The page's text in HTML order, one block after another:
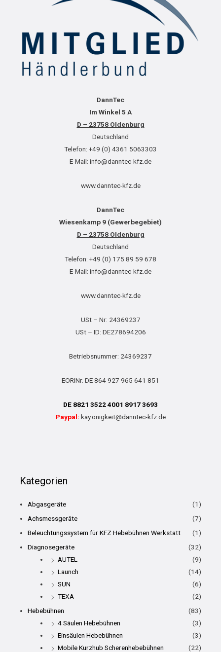
DannTec
Im Winkel 5 A
D – 23758 Oldenburg
Deutschland
Telefon: +49 (0) 4361 5063303
E-Mail: info@danntec-kfz.de
www.danntec-kfz.de
DannTec
Wiesenkamp 9 (Gewerbegebiet)
D – 23758 Oldenburg
Deutschland
Telefon: +49 (0) 175 89 59 678
E-Mail: info@danntec-kfz.de
www.danntec-kfz.de
USt – Nr: 24369237
USt – ID: DE278694206
Betriebsnummer: 24369237
EORINr. DE 864 927 965 641 851
DE 8821 3522 4001 8917 3693
Paypal: kay.onigkeit@danntec-kfz.de
Kategorien
Abgasgeräte
(1)
Achsmessgeräte
(7)
Beleuchtungssystem für KFZ Hebebühnen Werkstatt
(1)
Diagnosegeräte
(32)
AUTEL
(9)
Launch
(14)
SUN
(6)
TEXA
(2)
Hebebühnen
(83)
4 Säulen Hebebühnen
(3)
Einsäulen Hebebühnen
(3)
Mobile Kurzhub Scherenhebebühnen
(22)